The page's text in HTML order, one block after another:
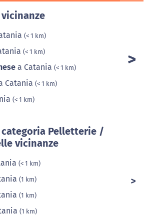
(< 1 km)
(< 1 km)
a Catania (< 1 km)
Catania (< 1 km)
(< 1 km)
categoria Pelletterie /
vicinanze
(< 1 km)
(1 km)
(1 km)
(1 km)